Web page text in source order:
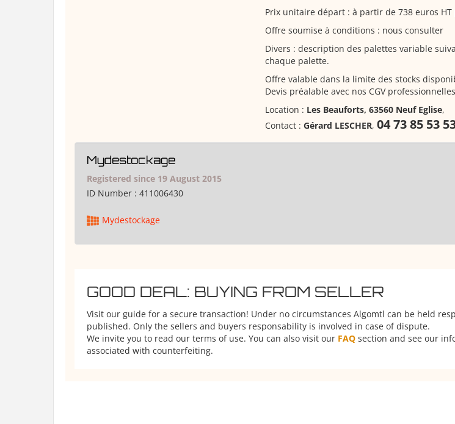
Prix unitaire départ : à partir de 738 euros
Offre soumise à conditions : nous consulter
Divers : description des palettes variable
chaque palette.
Offre valable dans la limite des stocks
Devis préalable avec nos CGV
Location : Les Beauforts, 63560 Neuf Eglise,
Contact : Gérard LESCHER, 04 73 85 53
Mydestockage
Registered since 19 August 2015
ID Number : 411006430
Mydestockage
GOOD DEAL: BUYING FROM SELLER
Visit our guide for a secure transaction! Under no circumstances Algomtl can be held
published. Only the sellers and buyers responsability is involved in case of dispute.
We invite you to read our terms of use. You can also visit our FAQ section and see our
associated with counterfeiting.